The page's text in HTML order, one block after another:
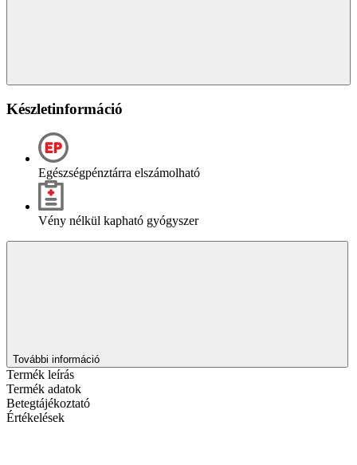
Készletinformáció
Egészségpénztárra elszámolható
Vény nélkül kapható gyógyszer
További információ
Termék leírás
Termék adatok
Betegtájékoztató
Értékelések